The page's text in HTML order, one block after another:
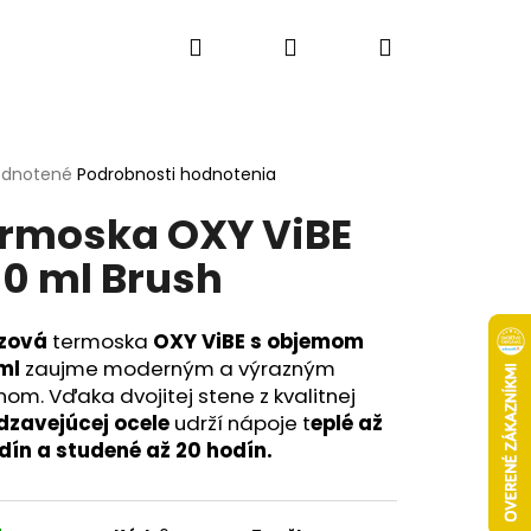
Hľadať PrihlásenieNákupný
Podrobnosti hodnotenia
OXY ViBE
ml Brush
termoska OXY ViBE s objemom
zaujme moderným a výrazným
Vďaka dvojitej stene z kvalitnej
ocele udrží nápoje teplé až
a studené až 20 hodín.